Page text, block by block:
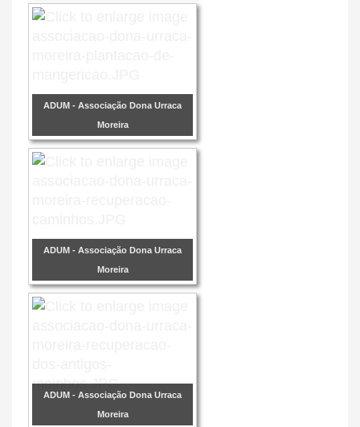
ADUM - Associação Dona Urraca
Moreira
ADUM - Associação Dona Urraca
Moreira
ADUM - Associação Dona Urraca
Moreira